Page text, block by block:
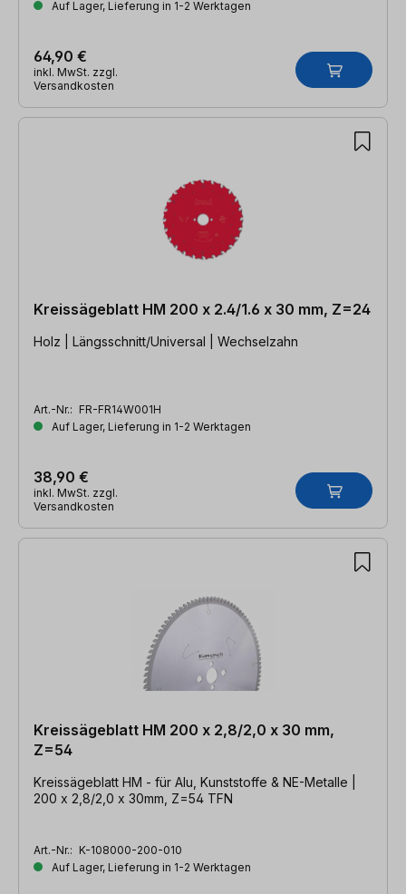
Auf Lager, Lieferung in 1-2 Werktagen
64,90 €
inkl. MwSt. zzgl.
Versandkosten
Kreissägeblatt HM 200 x 2.4/1.6 x 30 mm, Z=24
Holz | Längsschnitt/Universal | Wechselzahn
Art.-Nr.: FR-FR14W001H
Auf Lager, Lieferung in 1-2 Werktagen
38,90 €
inkl. MwSt. zzgl.
Versandkosten
Kreissägeblatt HM 200 x 2,8/2,0 x 30 mm,
Z=54
Kreissägeblatt HM - für Alu, Kunststoffe & NE-Metalle |
200 x 2,8/2,0 x 30mm, Z=54 TFN
Art.-Nr.: K-108000-200-010
Auf Lager, Lieferung in 1-2 Werktagen